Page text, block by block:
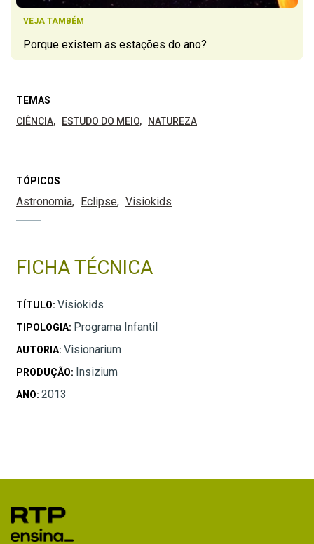
VEJA TAMBÉM
Porque existem as estações do ano?
TEMAS
CIÊNCIA
ESTUDO DO MEIO NATUREZA
TÓPICOS
Astronomia Eclipse Visiokids
FICHA TÉCNICA
TÍTULO: Visiokids
TIPOLOGIA: Programa Infantil
AUTORIA: Visionarium
PRODUÇÃO: Insizium
ANO: 2013